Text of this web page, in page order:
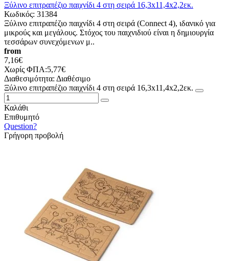
Ξύλινο επιτραπέζιο παιχνίδι 4 στη σειρά 16,3x11,4x2,2εκ.
Κωδικός: 31384
Ξύλινο επιτραπέζιο παιχνίδι 4 στη σειρά (Connect 4), ιδανικό για
μικρούς και μεγάλους. Στόχος του παιχνιδιού είναι η δημιουργία
τεσσάρων συνεχόμενων μ..
from
7,16€
Χωρίς ΦΠΑ:5,77€
Διαθεσιμότητα: Διαθέσιμο
Ξύλινο επιτραπέζιο παιχνίδι 4 στη σειρά 16,3x11,4x2,2εκ.
Καλάθι
Επιθυμητό
Question?
Γρήγορη προβολή